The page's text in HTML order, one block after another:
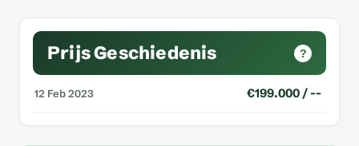
Prijs Geschiedenis ?
12 Feb 2023 €199.000 / --